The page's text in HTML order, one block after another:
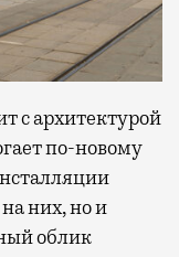
с архитектурой
по-новому
них, но и
облик